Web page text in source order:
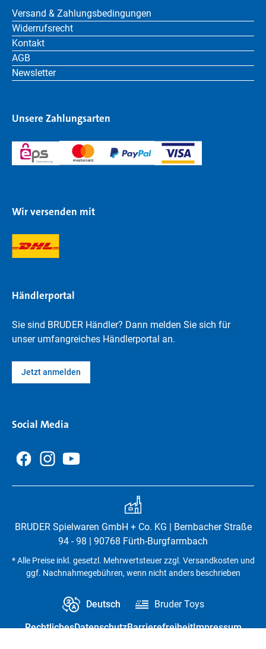
Versand & Zahlungsbedingungen
Widerrufsrecht
Kontakt
AGB
Newsletter
Unsere Zahlungsarten
Wir versenden mit
Händlerportal
Sie sind BRUDER Händler? Dann melden Sie sich für
unser umfangreiches Händlerportal an.
Jetzt anmelden
Social Media
BRUDER Spielwaren GmbH + Co. KG | Bernbacher Straße
94 - 98 | 90768 Fürth-Burgfarrnbach
* Alle Preise inkl. gesetzl. Mehrwertsteuer zzgl. Versandkosten und
ggf. Nachnahmegebühren, wenn nicht anders beschrieben
Deutsch Bruder Toys
RechtlichesDatenschutzBarrierefreiheitImpressum